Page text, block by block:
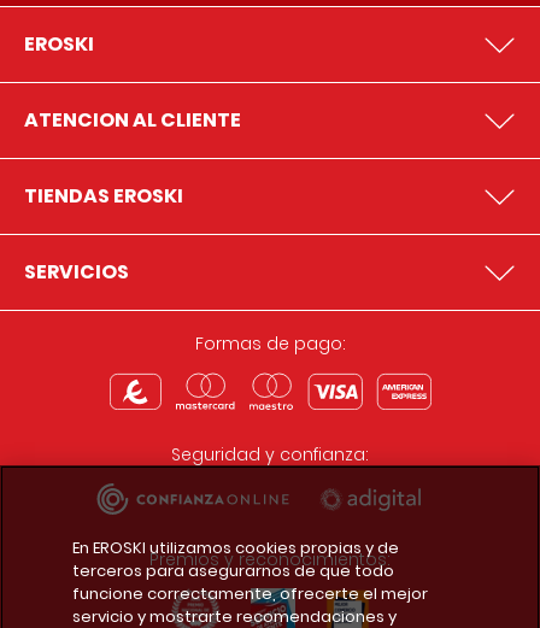
EROSKI
ATENCION AL CLIENTE
TIENDAS EROSKI
SERVICIOS
Formas de pago:
Seguridad y confianza:
Premios y reconocimientos:
En EROSKI utilizamos cookies propias y de
terceros para asegurarnos de que todo
funcione correctamente, ofrecerte el mejor
servicio y mostrarte recomendaciones y